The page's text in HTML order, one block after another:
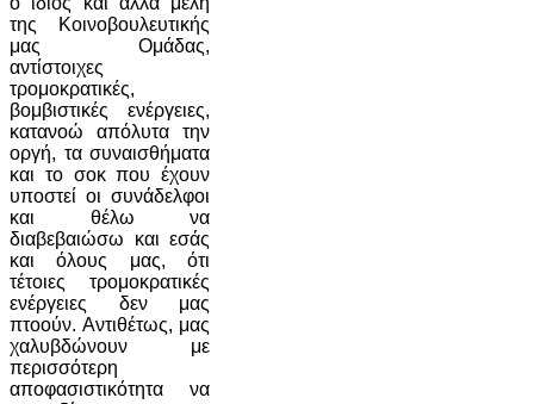
της Κοινοβουλευτικής
μας Ομάδας,
αντίστοιχες
τρομοκρατικές,
βομβιστικές ενέργειες,
κατανοώ απόλυτα την
οργή, τα συναισθήματα
και το σοκ που έχουν
υποστεί οι συνάδελφοι
και θέλω να
διαβεβαιώσω και εσάς
και όλους μας, ότι
τέτοιες τρομοκρατικές
ενέργειες δεν μας
πτοούν. Αντιθέτως, μας
χαλυβδώνουν με
περισσότερη
αποφασιστικότητα να